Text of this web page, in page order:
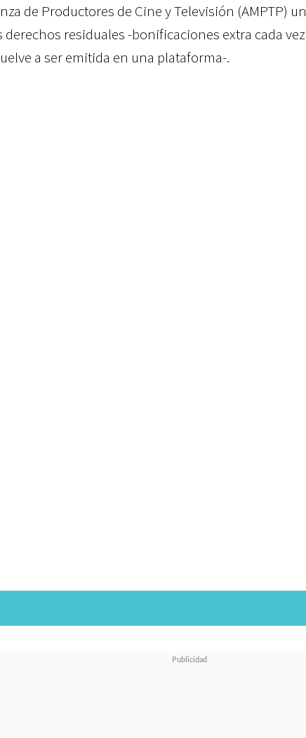
de Productores de Cine y Televisión (AMPTP) un
derechos residuales -bonificaciones extra cada vez
a ser emitida en una plataforma-.